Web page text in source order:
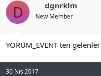
D dgnrklm
New Member
YORUM_EVENT ten gelenler
30 Nis 2017